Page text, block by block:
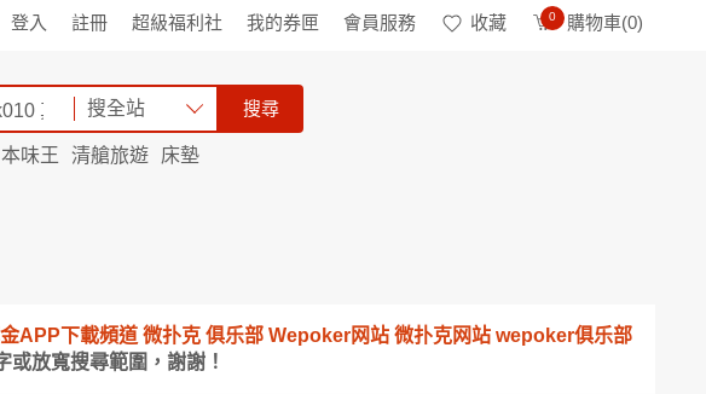
登入 註冊 超級福利社 我的券匣 會員服務 收藏 0 購物車(0)
搜全站 搜尋
本味王 清艙旅遊
床墊
APP下載頻道 微扑克 俱乐部 Wepoker网站 微扑克网站 wepoker俱乐部
放寬搜尋範圍，謝謝！